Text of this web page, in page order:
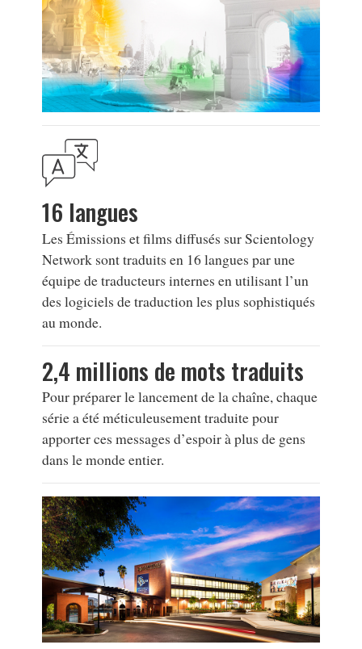
16 langues
Les Émissions et films diffusés sur Scientology
Network sont traduits en 16 langues par une
équipe de traducteurs internes en utilisant l’un
des logiciels de traduction les plus sophistiqués
au monde.
2,4 millions de mots traduits
Pour préparer le lancement de la chaîne, chaque
série a été méticuleusement traduite pour
apporter ces messages d’espoir à plus de gens
dans le monde entier.